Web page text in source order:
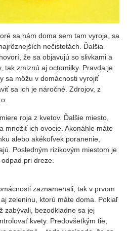
sa nám doma sem tam vyroja, sa
nečistotách. Ďalšia
že sa objavujú so slivkami a
tak zmiznú aj octomilky. Pravda je
sa môžu v domácnosti vyrojiť
sa ich je náročné. Zdrojov, z
roja z kvetov. Ďalšie miesto,
množiť ich ovocie. Akonáhle máte
alebo akékoľvek poranenie,
Posledným rizikovým miestom je
pri dreze.
zaznamenali, tak v prvom
zeleninu, ktorú máte doma. Pokiaľ
zabývali, bezodkladne sa jej
kvety. Predovšetkým tie,